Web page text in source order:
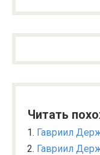
Читать
Гавриил
Гавриил